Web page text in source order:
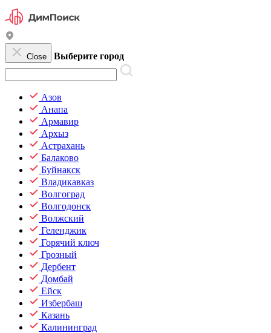
Close Выберите город
Азов
Анапа
Армавир
Архыз
Астрахань
Балаково
Буйнакск
Владикавказ
Волгоград
Волгодонск
Волжский
Геленджик
Горячий ключ
Грозный
Дербент
Домбай
Ейск
Избербаш
Казань
Калининград